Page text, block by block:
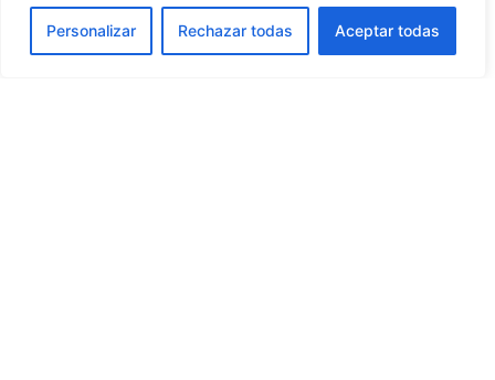
Personalizar Rechazar todas Aceptar todas